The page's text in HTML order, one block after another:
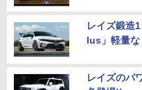
レイズ鍛造
lus」軽量な
レイズのパ